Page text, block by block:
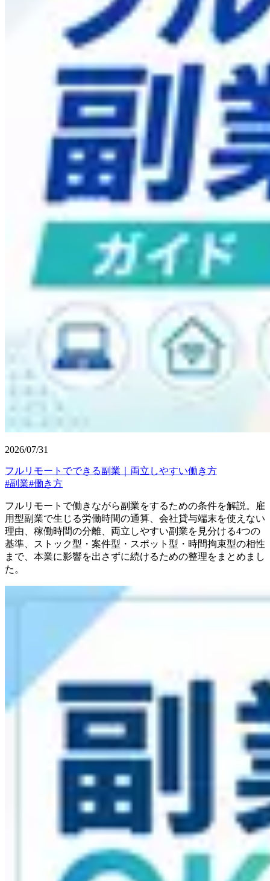
2026/07/31
フルリモートでできる副業｜両立しやすい働き方
#副業#働き方
フルリモートで働きながら副業をするための条件を解説。雇
用型副業で生じる労働時間の通算、会社貸与端末を使えない
理由、稼働時間の分離、両立しやすい副業を見分ける4つの
基準、ストック型・案件型・スポット型・時間拘束型の相性
まで、本業に影響を出さずに続けるための整理をまとめまし
た。